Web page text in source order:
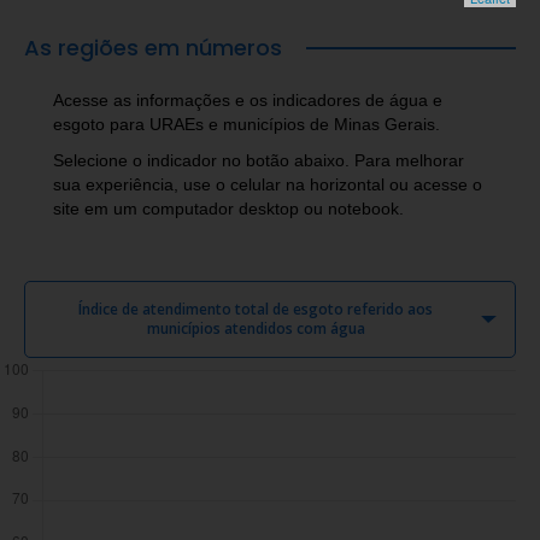
As regiões em números
Acesse as informações e os indicadores de água e
esgoto para URAEs e municípios de Minas Gerais.
Selecione o indicador no botão abaixo. Para melhorar
sua experiência, use o celular na horizontal ou acesse o
site em um computador desktop ou notebook.
Índice de atendimento total de esgoto referido aos
municípios atendidos com água